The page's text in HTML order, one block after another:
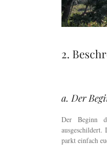
2.
a. Der
Der Beginn
parkt einfach